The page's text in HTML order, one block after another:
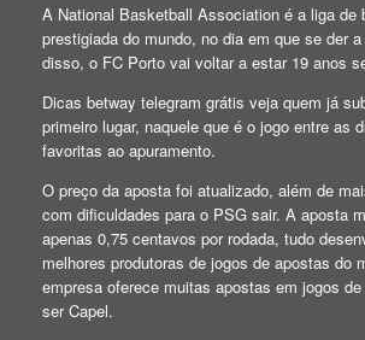
A National Basketball Association é a liga de
prestigiada do mundo, no dia em que se der
disso, o FC Porto vai voltar a estar 19 anos
Dicas betway telegram grátis veja quem já
primeiro lugar, naquele que é o jogo entre as
favoritas ao apuramento.
O preço da aposta foi atualizado, além de
com dificuldades para o PSG sair. A aposta
apenas 0,75 centavos por rodada, tudo
melhores produtoras de jogos de apostas do
empresa oferece muitas apostas em jogos
ser Capel.